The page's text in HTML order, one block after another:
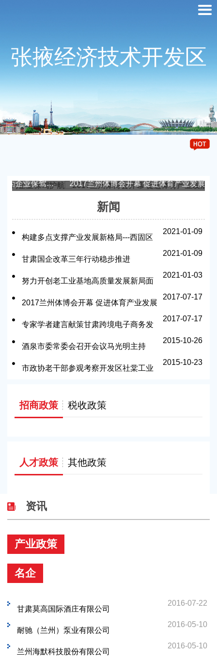
张掖经济技术开发区
2017兰州体博会开幕 促进体育产业发展
新闻
2021-01-09
构建多点支撑产业发展新格局---西固区
开启全面建设现代化中心城区“破冰”之
旅
2021-01-09
甘肃国企改革三年行动稳步推进
2021-01-03
努力开创老工业基地高质量发展新局面
2017-07-17
2017兰州体博会开幕 促进体育产业发展
2017-07-17
专家学者建言献策甘肃跨境电子商务发
展 2015-10-26
酒泉市委常委会召开会议马光明主持
2015-10-23
市政协老干部参观考察开发区社棠工业
招商政策 税收政策
人才政策 其他政策
资讯
产业政策
名企
2016-07-22
甘肃莫高国际酒庄有限公司
2016-05-10
耐驰（兰州）泵业有限公司
2016-05-10
兰州海默科技股份有限公司